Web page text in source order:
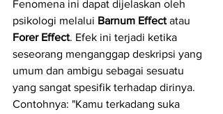
Fenomena ini dapat dijelaskan oleh
psikologi melalui Barnum Effect atau
Forer Effect. Efek ini terjadi ketika
seseorang menganggap deskripsi yang
umum dan ambigu sebagai sesuatu
yang sangat spesifik terhadap dirinya.
Contohnya: "Kamu terkadang suka